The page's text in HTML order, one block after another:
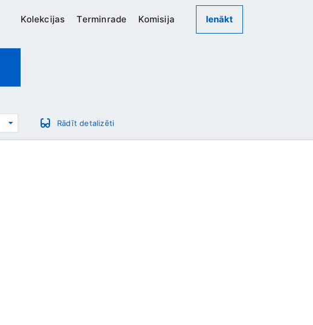
Kolekcijas Terminrade Komisija Ienākt
Rādīt detalizēti